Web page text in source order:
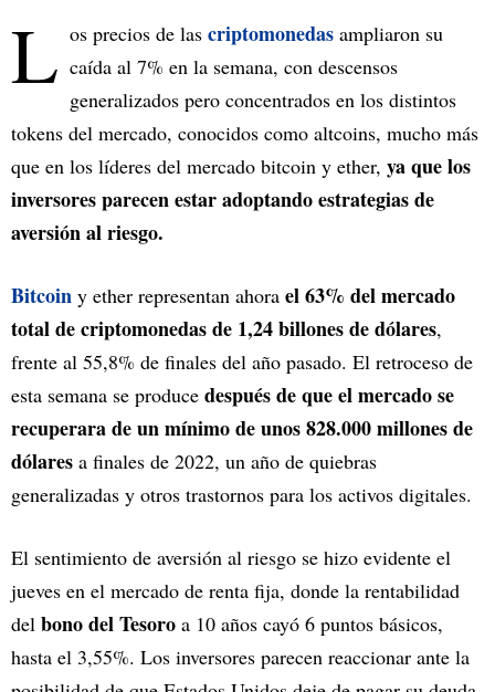
L os precios de las criptomonedas ampliaron su
caída al 7% en la semana, con descensos
generalizados pero concentrados en los distintos
tokens del mercado, conocidos como altcoins, mucho más
que en los líderes del mercado bitcoin y ether, ya que los
inversores parecen estar adoptando estrategias de
aversión al riesgo.
Bitcoin y ether representan ahora el 63% del mercado
total de criptomonedas de 1,24 billones de dólares,
frente al 55,8% de finales del año pasado. El retroceso de
esta semana se produce después de que el mercado se
recuperara de un mínimo de unos 828.000 millones de
dólares a finales de 2022, un año de quiebras
generalizadas y otros trastornos para los activos digitales.
El sentimiento de aversión al riesgo se hizo evidente el
jueves en el mercado de renta fija, donde la rentabilidad
del bono del Tesoro a 10 años cayó 6 puntos básicos,
hasta el 3,55%. Los inversores parecen reaccionar ante la